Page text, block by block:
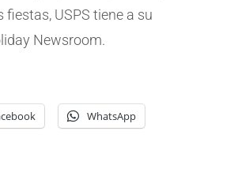
USPS tiene a su
Newsroom.
WhatsApp